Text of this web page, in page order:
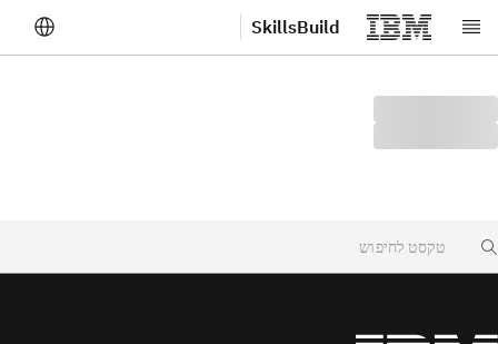
דלג לתוכן הראשי SkillsBuild
Search